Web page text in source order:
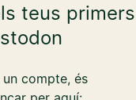
teus primers
compte, és